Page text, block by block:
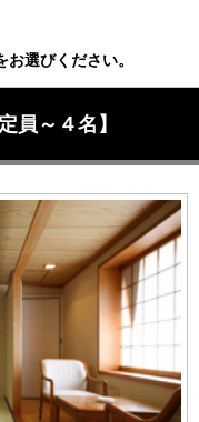
選びください。
～４名】